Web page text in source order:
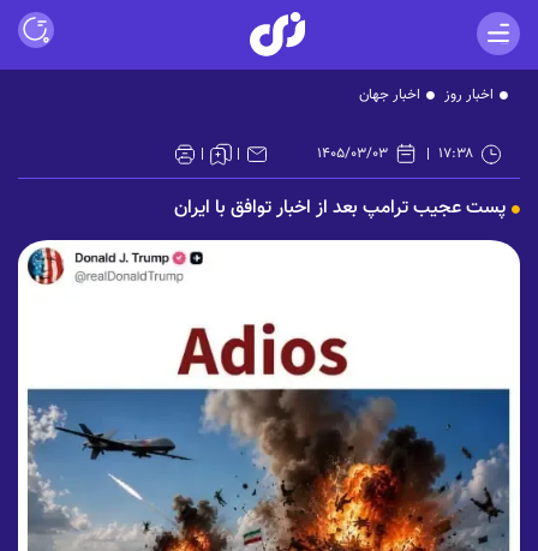
اخبار روز اخبار جهان
۱۷:۳۸ ۱۴۰۵/۰۳/۰۳
پست عجیب ترامپ بعد از اخبار توافق با ایران